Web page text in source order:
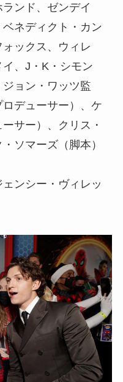
ンド、ゼンデイ
ネディクト・カン
ックス、ウィレ
、J・K・シモン
ョン・ワッツ監
デューサー）、ケ
サー）、クリス・
ソマーズ（脚本）
ンシー・ヴィレッ